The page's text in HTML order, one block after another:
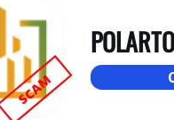
SCAM
POLARTO